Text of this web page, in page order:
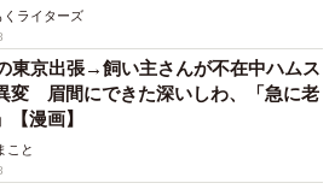
くライターズ
東京出張→飼い主さんが不在中ハムス
変 眉間にできた深いしわ、「急に老
【漫画】
こと